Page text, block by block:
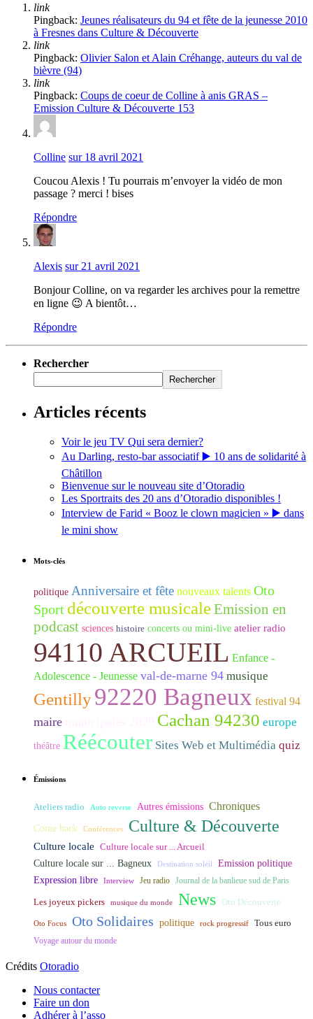
link
Pingback: Jeunes réalisateurs du 94 et fête de la jeunesse 2010
à Fresnes dans Culture & Découverte
link
Pingback: Olivier Salon et Alain Créhange, auteurs du val de
bièvre (94)
link
Pingback: Coups de coeur de Colline à anis GRAS –
Emission Culture & Découverte 153
Colline sur 18 avril 2021
Coucou Alexis ! Tu pourrais m’envoyer la vidéo de mon
passage ? merci ! bises
Répondre
Alexis sur 21 avril 2021
Bonjour Colline, on va regarder les archives pour la remettre
en ligne 😉 A bientôt…
Répondre
Rechercher
Rechercher
Articles récents
Voir le jeu TV Qui sera dernier?
Au Darling, resto-bar associatif ▶️ 10 ans de solidarité à
Châtillon
Bienvenue sur le nouveau site d’Otoradio
Les Sportraits des 20 ans d’Otoradio disponibles !
Interview de Farid « Booz le clown magicien » ▶️ dans
le mini show
Mots-clés
politique Anniversaire et fête nouveaux talents Oto
Sport découverte musicaleEmission en
podcast sciences histoire concerts ou mini-live atelier radio
94110 ARCUEIL Enfance -
Adolescence - Jeunesse val-de-marne 94 musique
Gentilly92220 Bagneux festival 94
maire Cachan 94230 europe
théâtre Réécouter Sites Web et Multimédia quiz
Émissions
Ateliers radio Auto reverse Autres émissions Chroniques
Come back Conférences Culture & Découverte
Culture locale Culture locale sur ... Arcueil
Culture locale sur ... Bagneux Destination soleil Emission politique
Expression libre Interview Jeu radio Journal de la banlieue sud de Paris
Les joyeux pickers musique du monde News Oto Découverte
Oto Focus Oto Solidaires politique rock progressif Tous euro
Voyage autour du monde
Crédits Otoradio
Nous contacter
Faire un don
Adhérer à l’asso